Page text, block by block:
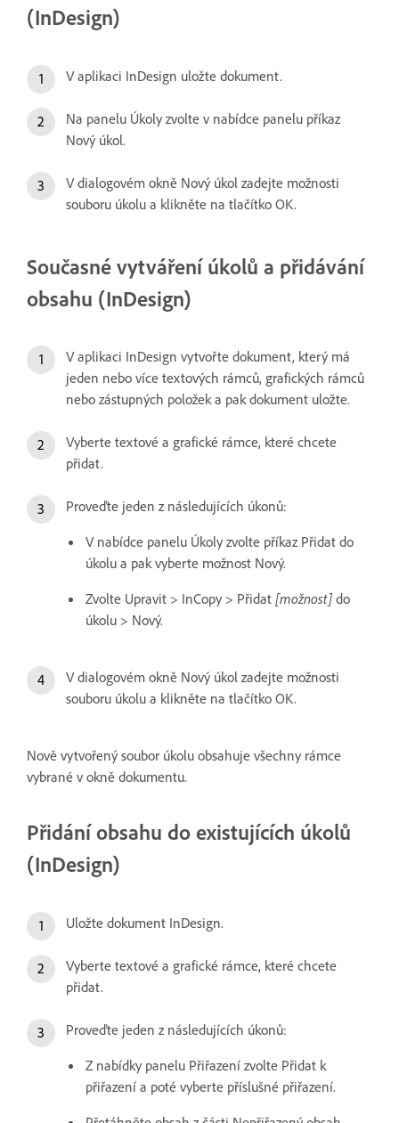
(InDesign)
V aplikaci InDesign uložte dokument.
Na panelu Úkoly zvolte v nabídce panelu příkaz
Nový úkol.
V dialogovém okně Nový úkol zadejte možnosti
souboru úkolu a klikněte na tlačítko OK.
Současné vytváření úkolů a přidávání
obsahu (InDesign)
V aplikaci InDesign vytvořte dokument, který má
jeden nebo více textových rámců, grafických rámců
nebo zástupných položek a pak dokument uložte.
Vyberte textové a grafické rámce, které chcete
přidat.
Proveďte jeden z následujících úkonů:
V nabídce panelu Úkoly zvolte příkaz Přidat do
úkolu a pak vyberte možnost Nový.
Zvolte Upravit > InCopy > Přidat [možnost] do
úkolu > Nový.
V dialogovém okně Nový úkol zadejte možnosti
souboru úkolu a klikněte na tlačítko OK.
Nově vytvořený soubor úkolu obsahuje všechny rámce
vybrané v okně dokumentu.
Přidání obsahu do existujících úkolů
(InDesign)
Uložte dokument InDesign.
Vyberte textové a grafické rámce, které chcete
přidat.
Proveďte jeden z následujících úkonů:
Z nabídky panelu Přiřazení zvolte Přidat k
přiřazení a poté vyberte příslušné přiřazení.